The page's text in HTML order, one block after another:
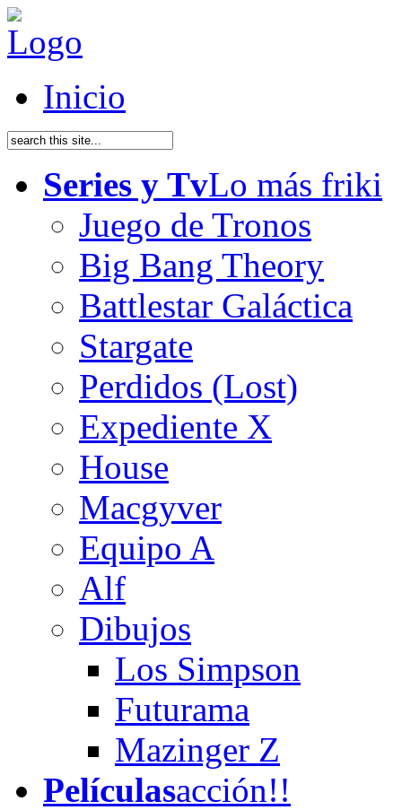
Inicio
Series y TvLo más friki
Juego de Tronos
Big Bang Theory
Battlestar Galáctica
Stargate
Perdidos (Lost)
Expediente X
House
Macgyver
Equipo A
Alf
Dibujos
Los Simpson
Futurama
Mazinger Z
Películasacción!!